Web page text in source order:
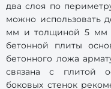
два слоя по
можно использовать
мм и толщиной 5 мм
бетонной плиты
бетонного ложа
связана с плитой
боковых стенок